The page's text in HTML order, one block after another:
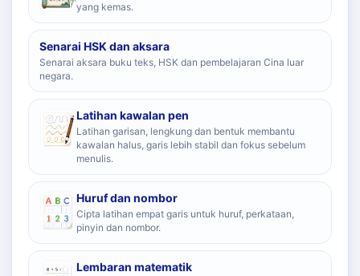
yang kemas.
Senarai HSK dan aksara
Senarai aksara buku teks, HSK dan pembelajaran Cina luar
negara.
Latihan kawalan pen
Latihan garisan, lengkung dan bentuk membantu
kawalan halus, garis lebih stabil dan fokus sebelum
menulis.
Huruf dan nombor
Cipta latihan empat garis untuk huruf, perkataan,
pinyin dan nombor.
Lembaran matematik